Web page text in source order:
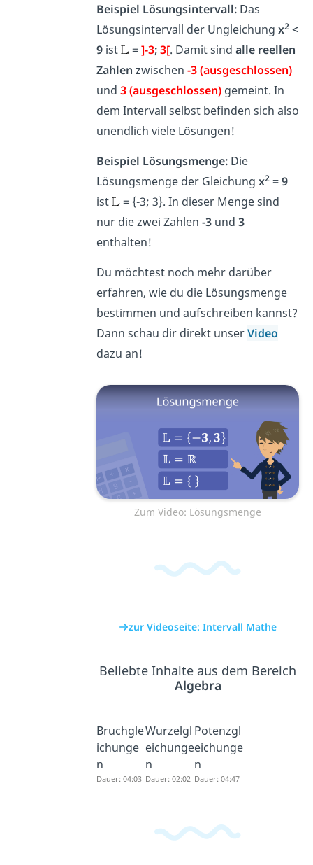
Beispiel Lösungsintervall: Das
Lösungsintervall der Ungleichung x2 <
9 ist = ]-3;3[. Damit sindalle reellen
Zahlen zwischen-3 (ausgeschlossen)
und 3 (ausgeschlossen) gemeint. In
dem Intervall selbst befinden sich also
unendlich viele Lösungen!
Beispiel Lösungsmenge: Die
Lösungsmenge der Gleichungx2 = 9
ist
= {-3; 3}. In dieser Menge sind
nur die zwei Zahlen-3 und 3
enthalten!
Du möchtest noch mehr darüber
erfahren, wie du die Lösungsmenge
bestimmen und aufschreiben kannst?
Dann schau dir direkt unserVideo
dazu an!
Zum Video: Lösungsmenge
zur Videoseite: Intervall Mathe
Beliebte Inhalte aus dem Bereich
Algebra
Bruchgle
ichunge
n
Dauer: 04:03
Wurzelgl
eichunge
n
Dauer: 02:02
Potenzgl
eichunge
n
Dauer: 04:47